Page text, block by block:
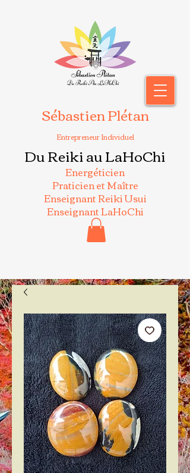
Sébastien Plétan
Entrepreneur Individuel
Du Reiki au LaHoChi
Energéticien
Praticien et Maître
Enseignant Reiki Usui
Enseignant LaHoChi